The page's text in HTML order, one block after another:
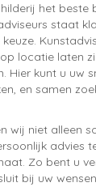
het beste
staat
locatie laten
Hier kunt u uw
en samen
wij niet alleen
advies
Zo bent u
bij uw